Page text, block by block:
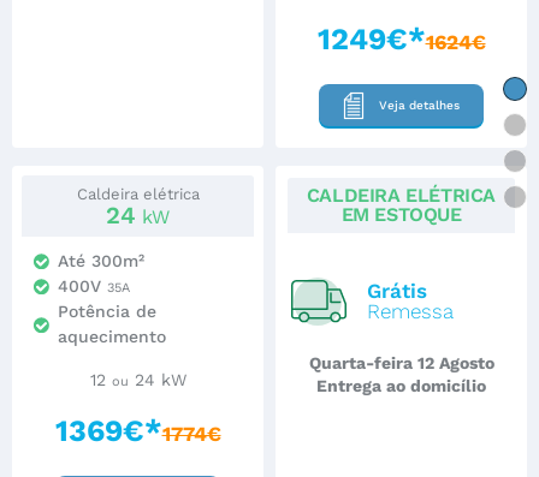
Caldeira elétrica
24 kW
Até 300m²
400V 35A
Potência de
aquecimento
12 ou 24 kW
1369€*1774€
1249€*1624€
Veja detalhes
CALDEIRA ELÉTRICA
EM ESTOQUE
Grátis
Remessa
Quarta-feira 12 Agosto
Entrega ao domicílio